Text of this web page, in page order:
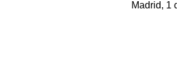
Madrid, 1